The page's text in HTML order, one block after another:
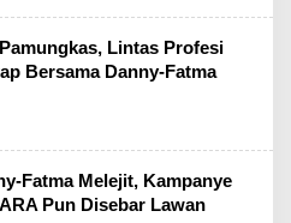
Lintas Profesi
Bersama Danny-Fatma
Fatma Melejit, Kampanye
Pun Disebar Lawan